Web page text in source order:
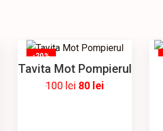
-20%
Tavita Mot Pompierul
100lei 80 lei